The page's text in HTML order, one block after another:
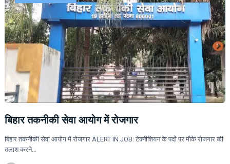
बिहार तकनीकी सेवा आयोग में रोजगार
बिहार तकनीकी सेवा आयोग में रोजगार ALERT IN JOB: टेक्नीशियन के पदों पर मौके रोजगार की
तलाश करने…